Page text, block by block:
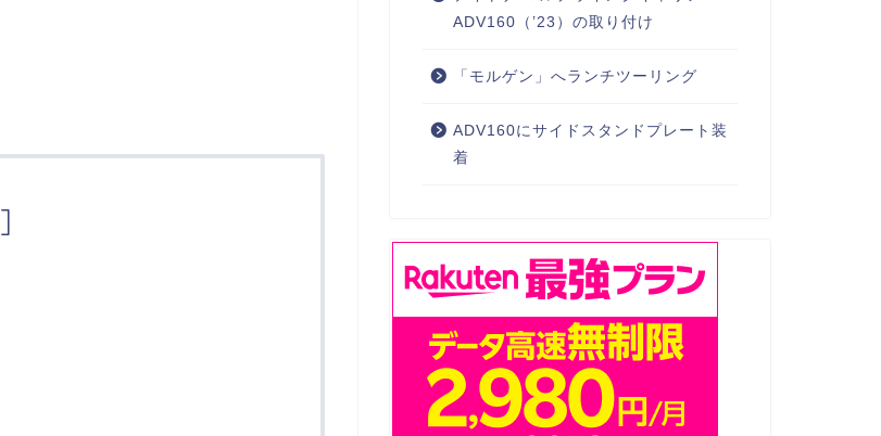
]
ADV160（’23）の取り付け
「モルゲン」へランチツーリング
ADV160にサイドスタンドプレート装
着